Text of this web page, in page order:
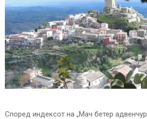
M
E
N
U
Според индексот на „Мач бетер